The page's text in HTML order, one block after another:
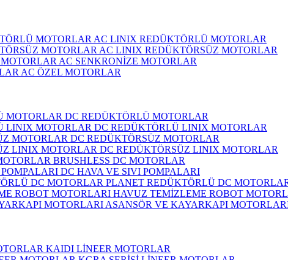
AC LINIX REDÜKTÖRLÜ MOTORLAR
AC LINIX REDÜKTÖRSÜZ MOTORLAR
AC SENKRONİZE MOTORLAR
AC ÖZEL MOTORLAR
DC REDÜKTÖRLÜ MOTORLAR
DC REDÜKTÖRLÜ LINIX MOTORLAR
DC REDÜKTÖRSÜZ MOTORLAR
DC REDÜKTÖRSÜZ LINIX MOTORLAR
BRUSHLESS DC MOTORLAR
DC HAVA VE SIVI POMPALARI
PLANET REDÜKTÖRLÜ DC
HAVUZ TEMİZLEME ROBOT
ASANSÖR VE KAYARKAPI
KAIDI LİNEER MOTORLAR